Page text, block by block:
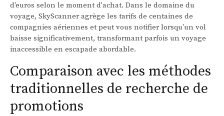
d'euros selon le moment d'achat. Dans le domaine du
voyage, SkyScanner agrège les tarifs de centaines de
compagnies aériennes et peut vous notifier lorsqu'un vol
baisse significativement, transformant parfois un voyage
inaccessible en escapade abordable.
Comparaison avec les méthodes
traditionnelles de recherche de
promotions